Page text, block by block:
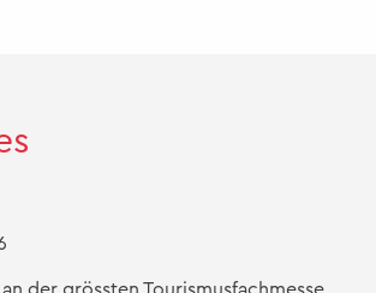
der gröss­ten Tou­ris­mus­fach­mes­se